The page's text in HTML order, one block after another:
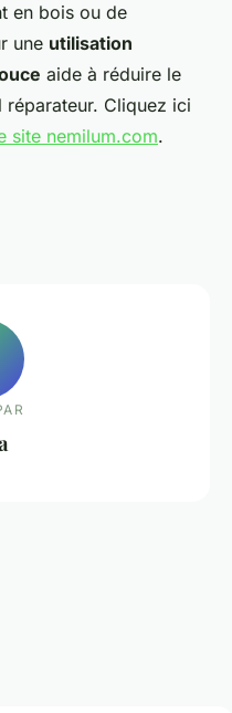
en bois ou de
une utilisation
aide à réduire le
réparateur. Cliquez ici
site nemilum.com.